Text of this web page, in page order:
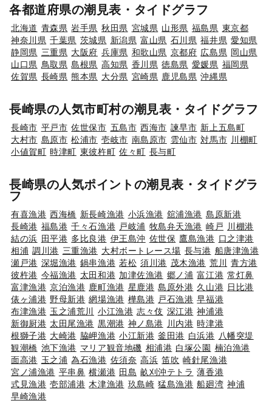
各都道府県の潮見表・タイドグラフ
北海道 青森県 岩手県 秋田県 宮城県 山形県 福島県 東京都
神奈川県 千葉県 茨城県 新潟県 富山県 石川県 福井県 愛知県
静岡県 三重県 大阪府 兵庫県 和歌山県 京都府 広島県 岡山県
山口県 鳥取県 島根県 高知県 香川県 徳島県 愛媛県 福岡県
佐賀県 長崎県 熊本県 大分県 宮崎県 鹿児島県 沖縄県
長崎県の人気市町村の潮見表・タイドグラフ
長崎市 平戸市 佐世保市 五島市 西海市 諫早市 新上五島町
大村市 島原市 松浦市 壱岐市 南島原市 雲仙市 対馬市 川棚町
小値賀町 時津町 東彼杵町 佐々町 長与町
長崎県の人気ポイントの潮見表・タイドグラ
フ
有喜漁港 西海橋 新長崎漁港 小浜漁港 舘浦漁港 島原新港
長崎港 福島港 千々石漁港 戸岐浦 牧島弁天漁港 崎戸 川棚港
結の浜 田平港 多比良港 伊王島沖 佐世保 鷹島漁港 口之津港
相浦 調川港 三重漁港 大村ボートレース場 長与港 船唐津漁港
瀬戸港 深堀漁港 鍋串漁港 若松 須川港 茂木漁港 荒川
青方港
彼杵港 今福漁港 太田和港 加津佐漁港 郷ノ浦 富江港 常灯鼻
富津漁港 京泊漁港 鹿町漁港 星鹿港 島原外港 久山港 日比港
俵ヶ浦港 野母新港 網場漁港 樺島港 戸石漁港 早福港
布津漁港 玉之浦荒川 小江漁港 志々伎 深江港 神浦港
新御厨港 太田尾漁港 黒潮港 神ノ島港 川内港 時津港
根獅子港 大崎港 脇岬漁港 小江新港 釜田港 白浜港 八幡突堤
観潮橋 池下漁港 マリア観音地磯 相浦港 白塚公園 楠泊漁港
面高港 玉之浦 為石漁港 佐須奈 高浜 笛吹 崎針尾漁港
宮ノ浦漁港 平串鼻 横瀬港 田島 畝刈沖テトラ 薄香港
式見漁港 壱部浦港 木津漁港 玖島崎 猛島漁港 船廻湾 神浦
早崎漁港